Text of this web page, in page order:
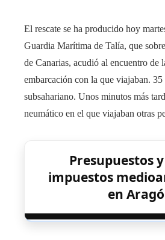
El rescate se ha producido hoy
Guardia Marítima de Talía, que
de Canarias, acudió al encuentro de
embarcación con la que viajaban. 35
subsahariano. Unos minutos más
neumático en el que viajaban otras
Presupuestos
impuestos
en